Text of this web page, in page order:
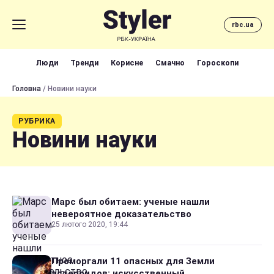
rbc.ua
Люди Тренди Корисне Смачно Гороскопи
Головна / Новини науки
РУБРИКА
Новини науки
Марс был обитаем: ученые нашли
невероятное доказательство
25 лютого 2020, 19:44
Проморгали 11 опасных для Земли